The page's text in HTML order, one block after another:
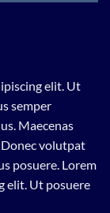
elit. Ut
semper
Maecenas
volutpat
posuere. Lorem
elit. Ut posuere